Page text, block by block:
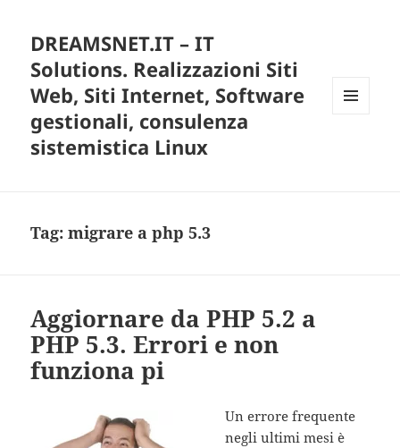
DREAMSNET.IT – IT
Solutions. Realizzazioni Siti
Web, Siti Internet, Software
gestionali, consulenza
sistemistica Linux
Tag:migrare a php 5.3
Aggiornare da PHP 5.2 a
PHP 5.3. Errori e non
funziona pi
Un errore frequente
negli ultimi mesi è